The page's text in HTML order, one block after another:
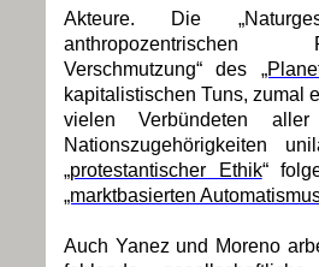
Akteure. Die
Verschmutzung“ des
kapitalistischen Tuns, zumal
vielen Verbündeten
Nationszugehörigkeiten
„protestantischer Ethik“
„marktbasierten
Auch Yanez und Moreno